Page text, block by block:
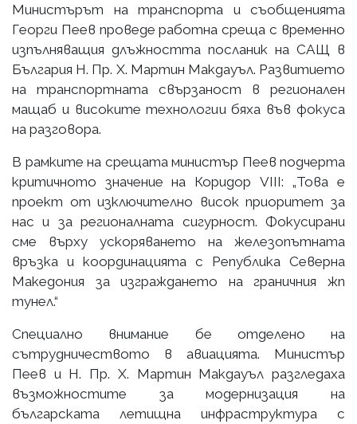
Министърът на транспорта и съобщенията
Георги Пеев проведе работна среща с временно
изпълняващия длъжността посланик на САЩ в
България Н. Пр. Х. Мартин Макдауъл. Развитието
на транспортната свързаност в регионален
мащаб и високите технологии бяха във фокуса
на разговора.
В рамките на срещата министър Пеев подчерта
критичното значение на Коридор VIII: „Това е
проект от изключително висок приоритет за
нас и за регионалната сигурност. Фокусирани
сме върху ускоряването на железопътната
връзка и координацията с Република Северна
Македония за изграждането на граничния жп
тунел.“
Специално внимание бе отделено на
сътрудничеството в авиацията. Министър
Пеев и Н. Пр. Х. Мартин Макдауъл разгледаха
възможностите за модернизация на
българската летищна инфраструктура с